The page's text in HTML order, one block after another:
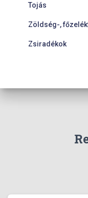
Tojás
Zöldség-,
Zsiradékok